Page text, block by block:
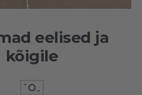
eelised ja
kõigile